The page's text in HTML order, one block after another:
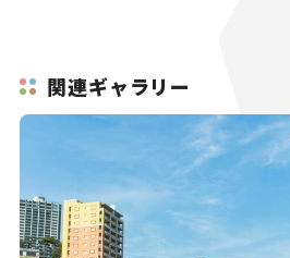
関連ギャラリー